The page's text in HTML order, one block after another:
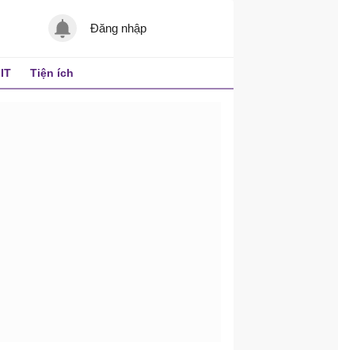
Đăng nhập
Tiện ích